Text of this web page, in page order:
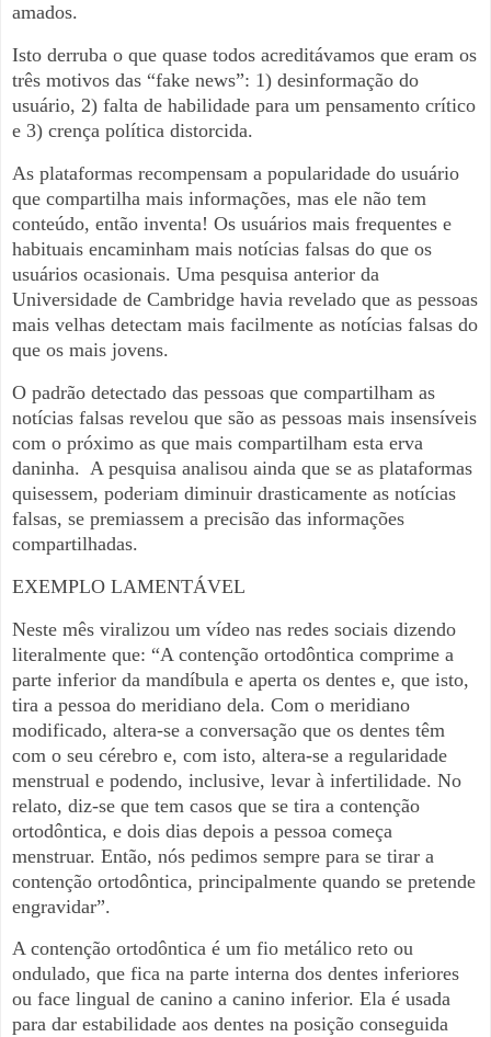
amados.
Isto derruba o que quase todos acreditávamos que eram os
três motivos das “fake news”: 1) desinformação do
usuário, 2) falta de habilidade para um pensamento crítico
e 3) crença política distorcida.
As plataformas recompensam a popularidade do usuário
que compartilha mais informações, mas ele não tem
conteúdo, então inventa! Os usuários mais frequentes e
habituais encaminham mais notícias falsas do que os
usuários ocasionais. Uma pesquisa anterior da
Universidade de Cambridge havia revelado que as pessoas
mais velhas detectam mais facilmente as notícias falsas do
que os mais jovens.
O padrão detectado das pessoas que compartilham as
notícias falsas revelou que são as pessoas mais insensíveis
com o próximo as que mais compartilham esta erva
daninha. A pesquisa analisou ainda que se as plataformas
quisessem, poderiam diminuir drasticamente as notícias
falsas, se premiassem a precisão das informações
compartilhadas.
EXEMPLO LAMENTÁVEL
Neste mês viralizou um vídeo nas redes sociais dizendo
literalmente que: “A contenção ortodôntica comprime a
parte inferior da mandíbula e aperta os dentes e, que isto,
tira a pessoa do meridiano dela. Com o meridiano
modificado, altera-se a conversação que os dentes têm
com o seu cérebro e, com isto, altera-se a regularidade
menstrual e podendo, inclusive, levar à infertilidade. No
relato, diz-se que tem casos que se tira a contenção
ortodôntica, e dois dias depois a pessoa começa
menstruar. Então, nós pedimos sempre para se tirar a
contenção ortodôntica, principalmente quando se pretende
engravidar”.
A contenção ortodôntica é um fio metálico reto ou
ondulado, que fica na parte interna dos dentes inferiores
ou face lingual de canino a canino inferior. Ela é usada
para dar estabilidade aos dentes na posição conseguida